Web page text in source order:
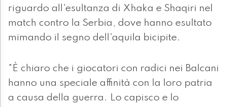
riguardo all'esultanza di Xhaka e Shaqiri nel
match contro la Serbia, dove hanno esultato
mimando il segno dell'aquila bicipite.
"È chiaro che i giocatori con radici nei Balcani
hanno una speciale affinità con la loro patria
a causa della guerra. Lo capisco e lo